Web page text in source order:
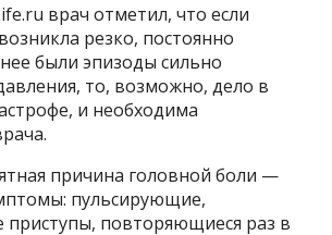
врач отметил, что если
резко, постоянно
были эпизоды сильно
то, возможно, дело в
и необходима
причина головной боли —
пульсирующие,
приступы, повторяющиеся раз в